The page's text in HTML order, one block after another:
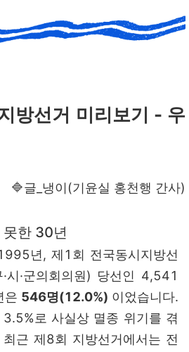
방선거 미리보기 - 우
🔷글_냉이(기윤실 홍천행 간사)
한 30년
년, 제1회 전국동시지방선
시·군의회의원) 당선인 4,541
은 546명(12.0%) 이었습니다.
로 사실상 멸종 위기를 겪
최근제8회 지방선거에서는 전